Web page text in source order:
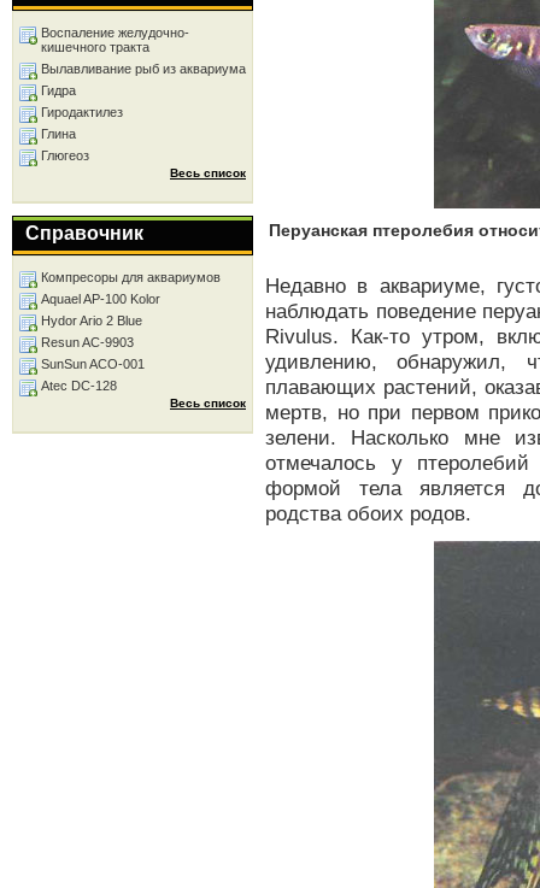
Перуанская птеролебия
Недавно в аквариуме,
наблюдать поведение
Rivulus. Как-то утром,
удивлению,
плавающих растений,
мертв, но при первом
зелени. Насколько мне
отмечалось у
формой тела является
родства обоих родов.
Воспаление желудочно-
кишечного тракта
Вылавливание рыб из аквариума
Гидра
Гиродактилез
Глина
Глюгеоз
Весь список
Справочник
Компресоры для аквариумов
Aquael AP-100 Kolor
Hydor Ario 2 Blue
Resun AC-9903
SunSun ACO-001
Atec DC-128
Весь список